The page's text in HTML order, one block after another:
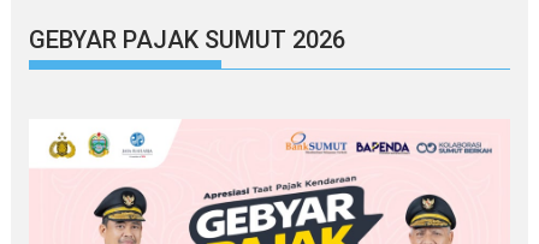
GEBYAR PAJAK SUMUT 2026